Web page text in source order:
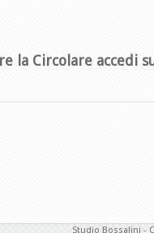
la Circolare accedi
Studio Bossalini -